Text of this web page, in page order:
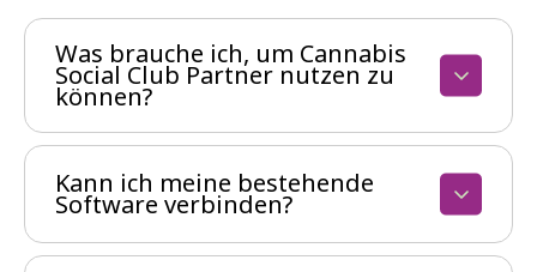
Was brauche ich, um Cannabis
Social Club Partner nutzen zu
können?
Kann ich meine bestehende
Software verbinden?